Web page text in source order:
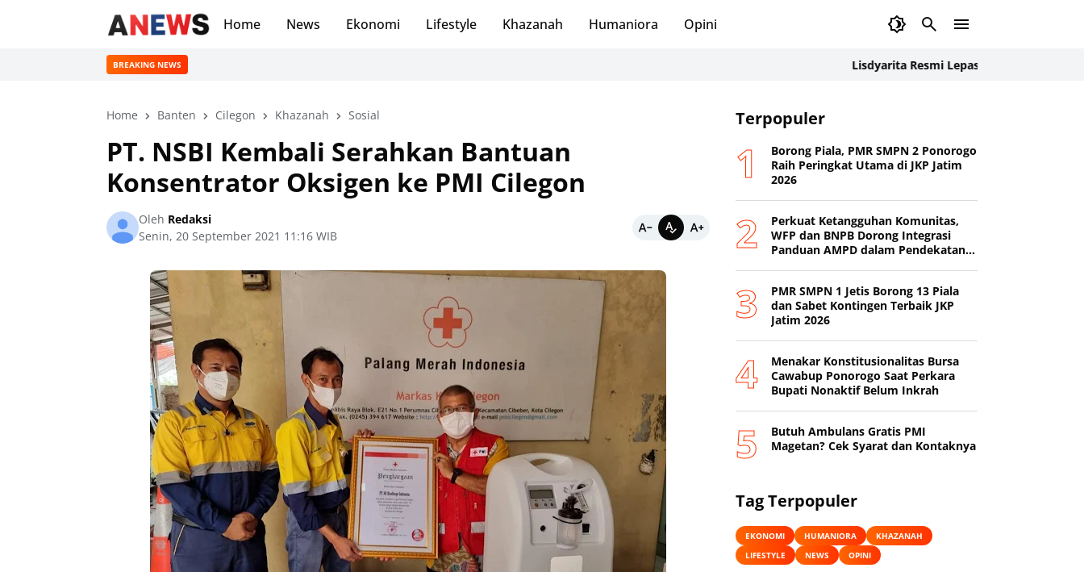
Home News Ekonomi Lifestyle Khazanah Humaniora Opini
BREAKING NEWS Lisdyarita Resmi Lepas Kontingen Jamnas XII
Home Banten Cilegon Khazanah Sosial
PT. NSBI Kembali Serahkan Bantuan
Konsentrator Oksigen ke PMI Cilegon
Oleh Redaksi
Senin, 20 September 2021 11:16 WIB
Terpopuler
Borong Piala, PMR SMPN 2 Ponorogo
Raih Peringkat Utama di JKP Jatim
2026
Perkuat Ketangguhan Komunitas,
WFP dan BNPB Dorong Integrasi
Panduan AMPD dalam Pendekatan
PMR SMPN 1 Jetis Borong 13 Piala
dan Sabet Kontingen Terbaik JKP
Jatim 2026
Menakar Konstitusionalitas Bursa
Cawabup Ponorogo Saat Perkara
Bupati Nonaktif Belum Inkrah
Butuh Ambulans Gratis PMI
Magetan? Cek Syarat dan Kontaknya
Tag Terpopuler
EKONOMI HUMANIORA
KHAZANAH
LIFESTYLE
NEWS OPINI